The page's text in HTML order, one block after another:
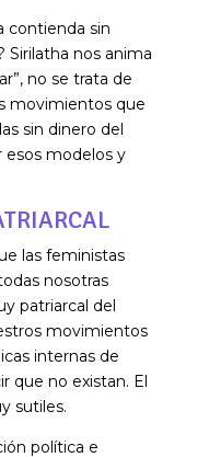
contienda sin
Sirilatha nos anima
no se trata de
movimientos que
sin dinero del
modelos y
las feministas
nosotras
patriarcal del
movimientos
internas de
que no existan. El
sutiles.
política e